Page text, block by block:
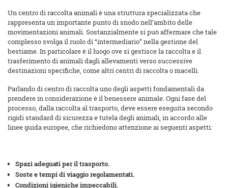
Un centro di raccolta animali è una struttura specializzata che
rappresenta un importante punto di snodo nell’ambito delle
movimentazioni animali. Sostanzialmente si può affermare che tale
complesso svolga il ruolo di “intermediario” nella gestione del
bestiame. In particolare è il luogo ove si gestisce la raccolta e il
trasferimento di animali dagli allevamenti verso successive
destinazioni specifiche, come altri centri di raccolta o macelli.
Parlando di centro di raccolta uno degli aspetti fondamentali da
prendere in considerazione è il benessere animale. Ogni fase del
processo, dalla raccolta al trasporto, deve essere eseguita secondo
rigidi standard di sicurezza e tutela degli animali, in accordo alle
linee guida europee, che richiedono attenzione ai seguenti aspetti:
Spazi adeguati per il trasporto.
Soste e tempi di viaggio regolamentati.
Condizioni igieniche impeccabili.